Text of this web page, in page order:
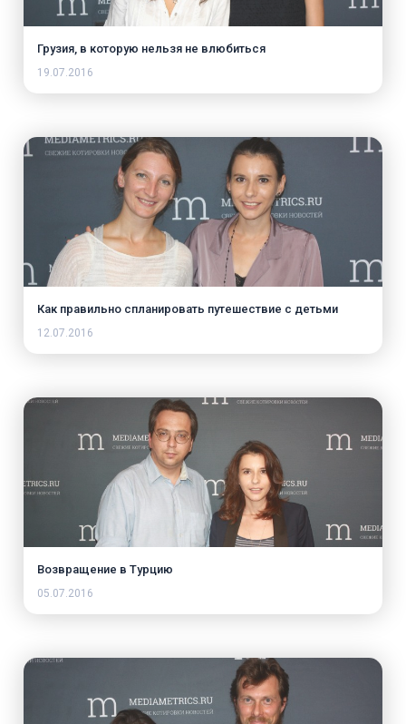
Грузия, в которую нельзя не влюбиться
19.07.2016
Как правильно спланировать путешествие с детьми
12.07.2016
Возвращение в Турцию
05.07.2016